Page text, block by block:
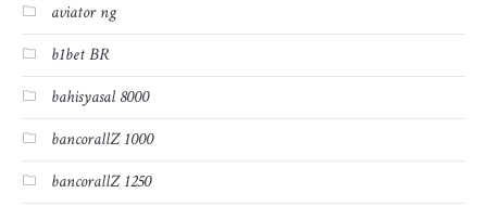
aviator ng
b1bet BR
bahisyasal 8000
bancorallZ 1000
bancorallZ 1250